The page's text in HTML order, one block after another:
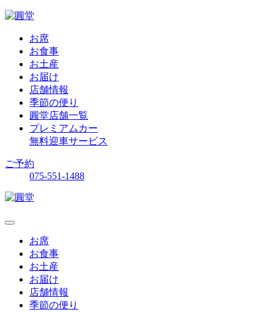
お席
お食事
お土産
お届け
店舗情報
季節の便り
圓堂店舗一覧
プレミアムカー
無料迎車サービス
ご予約
075-551-1488
お席
お食事
お土産
お届け
店舗情報
季節の便り